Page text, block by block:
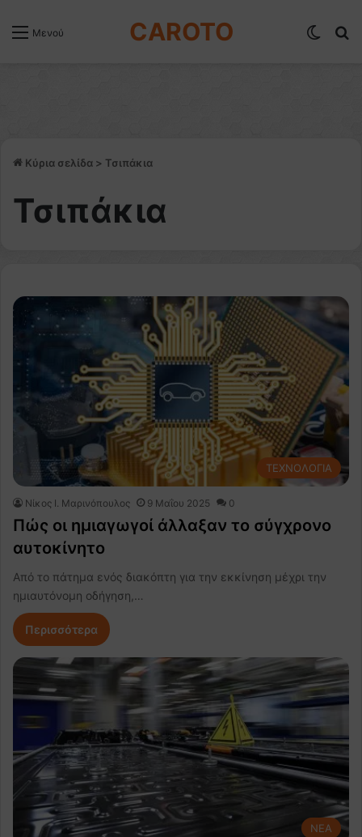
Μενού CAROTO
Κύρια σελίδα > Τσιπάκια
Τσιπάκια
ΤΕΧΝΟΛΟΓΙΑ
Nίκος Ι. Mαρινόπουλος 9 Μαΐου 2025 0
Πώς οι ημιαγωγοί άλλαξαν το σύγχρονο
αυτοκίνητο
Από το πάτημα ενός διακόπτη για την εκκίνηση μέχρι την
ημιαυτόνομη οδήγηση,…
Περισσότερα
NEA